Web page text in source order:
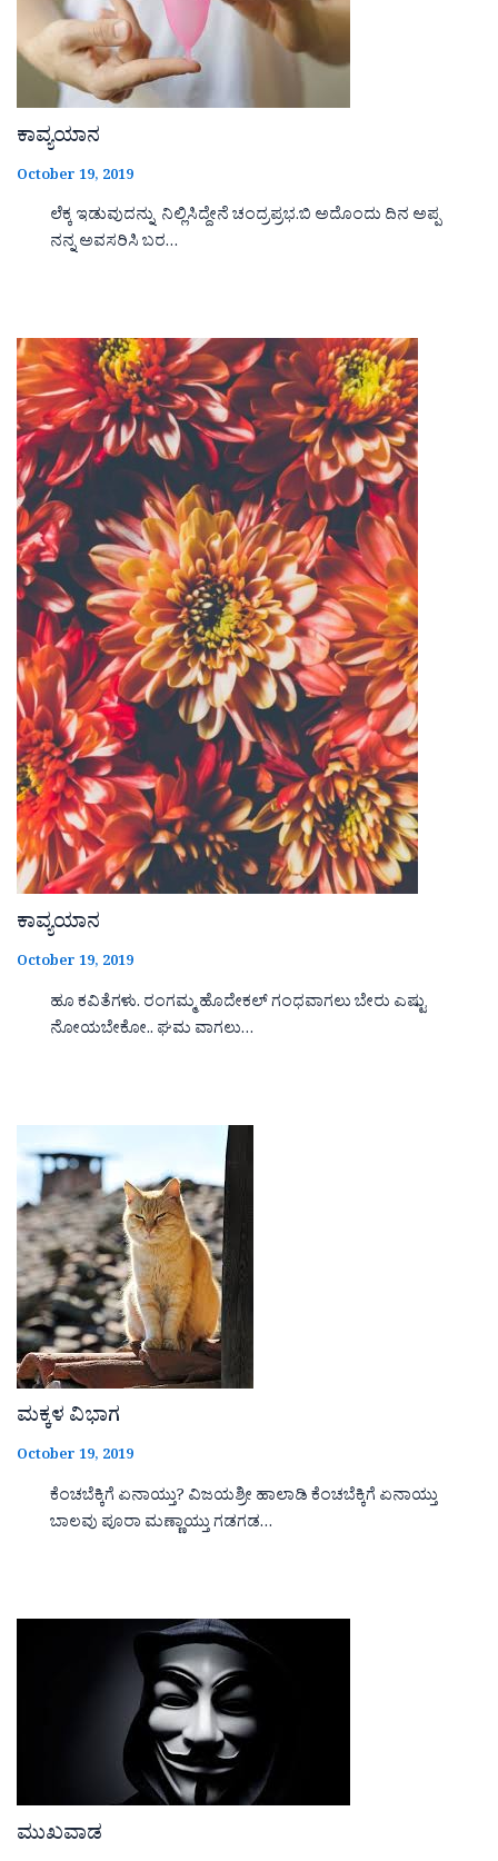
ಕಾವ್ಯಯಾನ
October 19, 2019
ಲೆಕ್ಕ ಇಡುವುದನ್ನು ನಿಲ್ಲಿಸಿದ್ದೇನೆ ಚಂದ್ರಪ್ರಭ.ಬಿ ಅದೊಂದು ದಿನ ಅಪ್ಪ
ನನ್ನ ಅವಸರಿಸಿ ಬರ…
ಕಾವ್ಯಯಾನ
October 19, 2019
ಹೂ ಕವಿತೆಗಳು. ರಂಗಮ್ಮ ಹೊದೇಕಲ್ ಗಂಧವಾಗಲು ಬೇರು ಎಷ್ಟು
ನೋಯಬೇಕೋ.. ಘಮ ವಾಗಲು…
ಮಕ್ಕಳ ವಿಭಾಗ
October 19, 2019
ಕೆಂಚಬೆಕ್ಕಿಗೆ ಏನಾಯ್ತು? ವಿಜಯಶ್ರೀ ಹಾಲಾಡಿ ಕೆಂಚಬೆಕ್ಕಿಗೆ ಏನಾಯ್ತು
ಬಾಲವು ಪೂರಾ ಮಣ್ಣಾಯ್ತು ಗಡಗಡ…
ಮುಖವಾಡ